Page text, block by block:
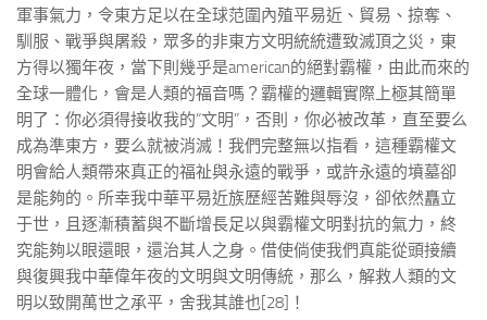
軍事氣力，令東方足以在全球范圍內殖平易近、貿易、掠奪、
馴服、戰爭與屠殺，眾多的非東方文明統統遭致滅頂之災，東
方得以獨年夜，當下則幾乎是american的絕對霸權，由此而來的
全球一體化，會是人類的福音嗎？霸權的邏輯實際上極其簡單
明了：你必須得接收我的“文明”，否則，你必被改革，直至要么
成為準東方，要么就被消滅！我們完整無以指看，這種霸權文
明會給人類帶來真正的福祉與永遠的戰爭，或許永遠的墳墓卻
是能夠的。所幸我中華平易近族歷經苦難與辱沒，卻依然矗立
于世，且逐漸積蓄與不斷增長足以與霸權文明對抗的氣力，終
究能夠以眼還眼，還治其人之身。借使倘使我們真能從頭接續
與復興我中華偉年夜的文明與文明傳統，那么，解救人類的文
明以致開萬世之承平，舍我其誰也[28]！